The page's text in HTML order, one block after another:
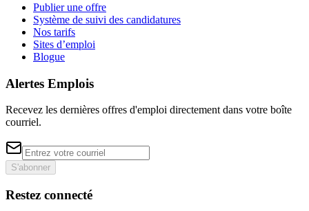
Publier une offre
Système de suivi des candidatures
Nos tarifs
Sites d’emploi
Blogue
Alertes Emplois
Recevez les dernières offres d'emploi directement dans votre boîte
courriel.
S'abonner
Restez connecté